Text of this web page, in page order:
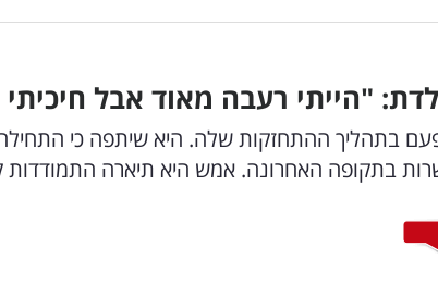
"הייתי רעבה מאוד אבל
בתקופה האחרונה. אמש היא תיארה